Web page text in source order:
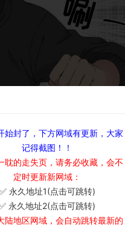
始封了，下方网域有更新，大家
记得截图！！
的走失页，请务必收藏，会不
定时更新新网域：
✅ 永久地址1(点击可跳转)
永久地址2(点击可跳转)
地区网域，会自动跳转最新的